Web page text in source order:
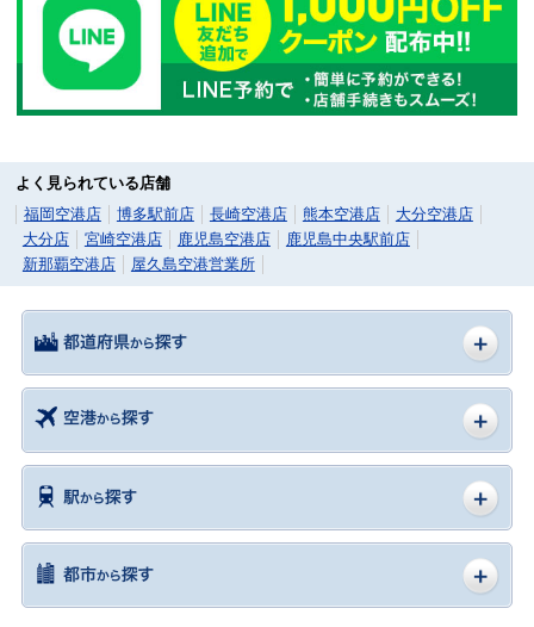
よく見られている店舗
福岡空港店
博多駅前店 長崎空港店 熊本空港店
大分空港店
大分店
宮崎空港店 鹿児島空港店
鹿児島中央駅前店
新那覇空港店
屋久島空港営業所